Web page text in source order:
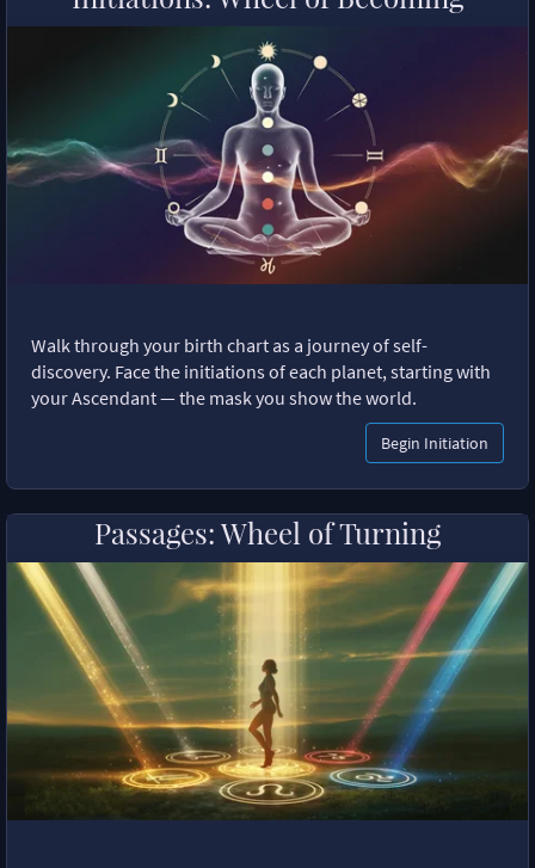
Walk through your birth chart as a journey of self-
discovery. Face the initiations of each planet, starting with
your Ascendant — the mask you show the world.
Begin Initiation
Passages: Wheel of Turning